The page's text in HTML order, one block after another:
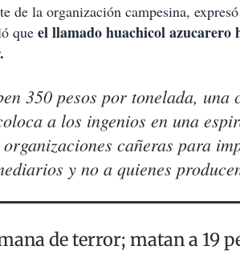
de la organización campesina,
que el llamado huachicol azucarero
350 pesos por tonelada, una
a los ingenios en una
cañeras para
y no a quienes
de terror; matan a 19